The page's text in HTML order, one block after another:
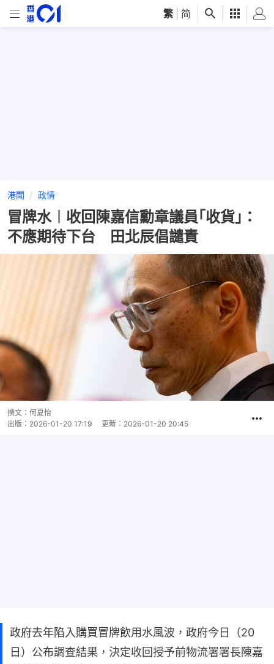
繁 简
港聞 政情
冒牌水︱收回陳嘉信勳章議員｢收貨｣：
不應期待下台 田北辰倡譴責
撰文： 何夏怡
出版： 2026-01-20 17:19 更新： 2026-01-20 20:45
政府去年陷入購買冒牌飲用水風波，政府今日（20
日）公布調查結果，決定收回授予前物流署署長陳嘉